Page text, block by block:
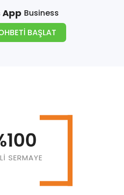
App Business
BAŞLAT
TECRÜBE
SERMAYE